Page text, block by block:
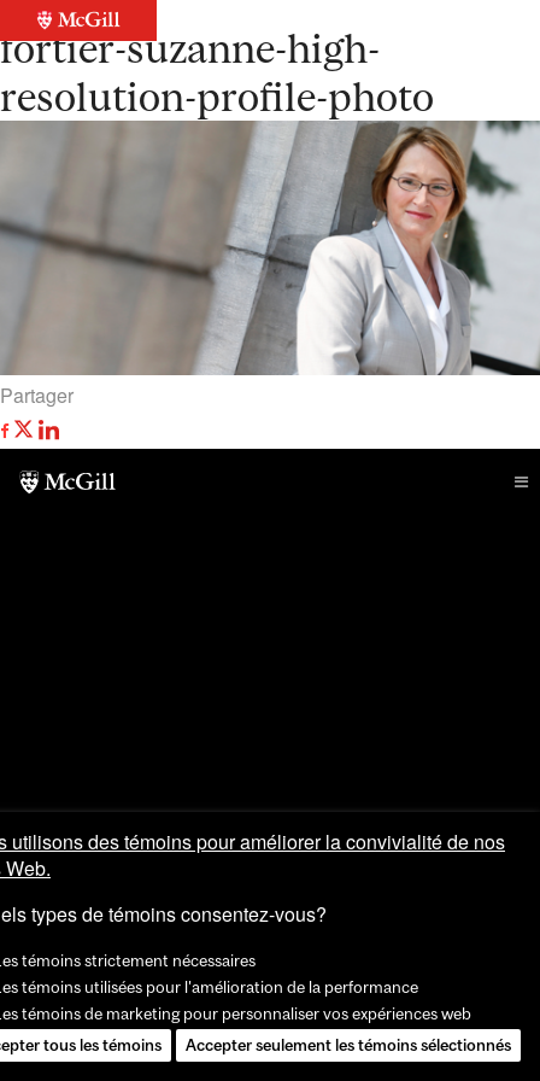
Retour à la liste
fortier-suzanne-high-
resolution-profile-photo
Partager
utilisons des témoins pour améliorer la convivialité de nos
types de témoins consentez-vous?
témoins strictement nécessaires
témoins utilisées pour l'amélioration de la performance
témoins de marketing pour personnaliser vos expériences web
tous les témoins
Accepter seulement les témoins sélectionnés